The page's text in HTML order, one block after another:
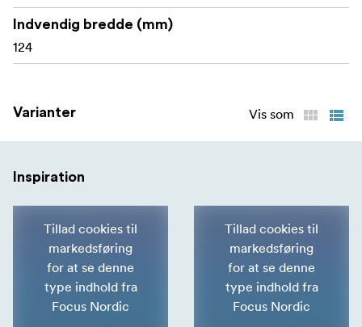
Indvendig bredde (mm)
124
Varianter Vis som
Inspiration
Tillad cookies til
markedsføring
for at se denne
type indhold fra
Focus Nordic
Tillad cookies til
markedsføring
for at se denne
type indhold fra
Focus Nordic